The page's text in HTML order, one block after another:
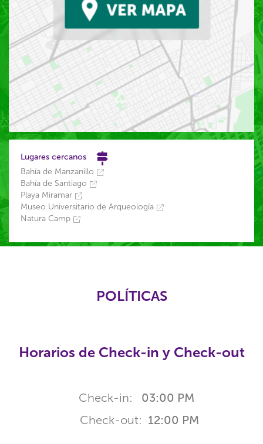
Lugares cercanos
Bahía de Manzanillo
Bahía de Santiago
Playa Miramar
Museo Universitario de Arqueología
Natura Camp
POLÍTICAS
Horarios de Check-in y Check-out
Check-in: 03:00 PM
Check-out: 12:00 PM